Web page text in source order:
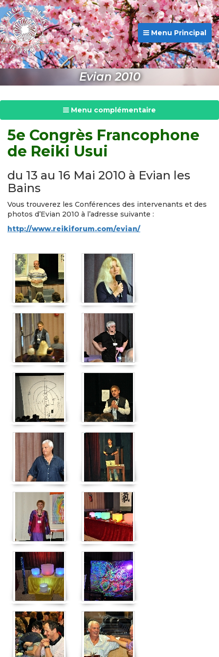
Menu Principal
Evian 2010
Menu complémentaire
5e Congrès Francophone
de Reiki Usui
du 13 au 16 Mai 2010 à Evian les
Bains
Vous trouverez les Conférences des intervenants et des
photos d’Evian 2010 à l’adresse suivante :
http://www.reikiforum.com/evian/